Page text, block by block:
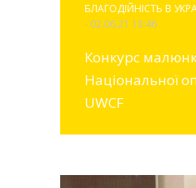
БЛАГОДІЙНІСТЬ В
- 02.06.21 13:46
Конкурс
Національної
UWCF